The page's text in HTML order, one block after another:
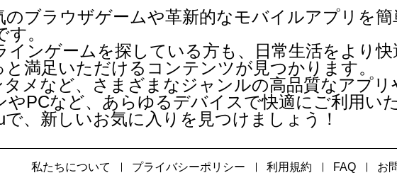
のブラウザゲームや革新的なモバイルアプリ を
。
インゲームを探している方も、日常生活をより
満足いただけるコンテンツが見つかります。
メなど、さまざまなジャンルの高品質なアプ
やPCなど、あらゆるデバイスで快適にご利用い
、新しいお気に入りを見つけましょう！
私たちについて プライバシーポリシー 利用規約 FAQ お